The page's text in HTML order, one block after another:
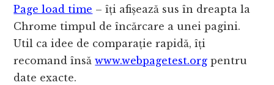
Page load time – îți afișează sus în dreapta la
Chrome timpul de încărcare a unei pagini.
Util ca idee de comparație rapidă, îți
recomand însăwww.webpagetest.org pentru
date exacte.